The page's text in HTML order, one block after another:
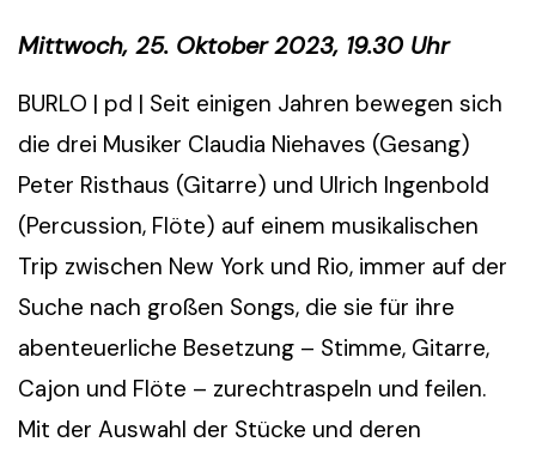
Mittwoch, 25. Oktober 2023, 19.30 Uhr
BURLO | pd | Seit einigen Jahren bewegen sich
die drei Musiker Claudia Niehaves (Gesang)
Peter Risthaus (Gitarre) und Ulrich Ingenbold
(Percussion, Flöte) auf einem musikalischen
Trip zwischen New York und Rio, immer auf der
Suche nach großen Songs, die sie für ihre
abenteuerliche Besetzung – Stimme, Gitarre,
Cajon und Flöte – zurechtraspeln und feilen.
Mit der Auswahl der Stücke und deren